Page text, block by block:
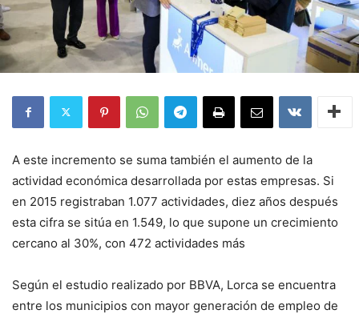
A este incremento se suma también el aumento de la
actividad económica desarrollada por estas empresas. Si
en 2015 registraban 1.077 actividades, diez años después
esta cifra se sitúa en 1.549, lo que supone un crecimiento
cercano al 30%, con 472 actividades más
Según el estudio realizado por BBVA, Lorca se encuentra
entre los municipios con mayor generación de empleo de